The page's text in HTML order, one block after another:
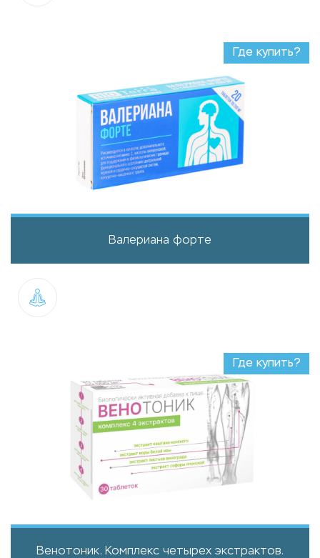
Валериана форте
Где купить?
Венотоник. Комплекс четырех экстрактов.
Где купить?